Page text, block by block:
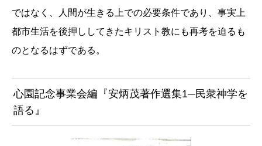
ではなく、人間が生きる上での必要条件であり、事実上
都市生活を後押ししてきたキリスト教にも再考を迫るも
のとなるはずである。
心園記念事業会編『安炳茂著作選集1─民衆神学を
語る』